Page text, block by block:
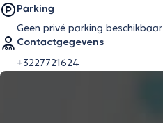
Parking
Geen privé parking beschikbaar
Contactgegevens
+3227721624